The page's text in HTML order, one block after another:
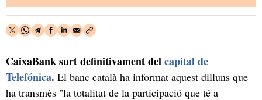
CaixaBank surt definitivament delcapital de
Telefónica. El banc català ha informat aquest dilluns que
ha transmès "la totalitat de la participació que té a